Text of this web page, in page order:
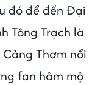
đó để đến Đại
Tông Trạch là
Thơm nổi
fan hâm mộ